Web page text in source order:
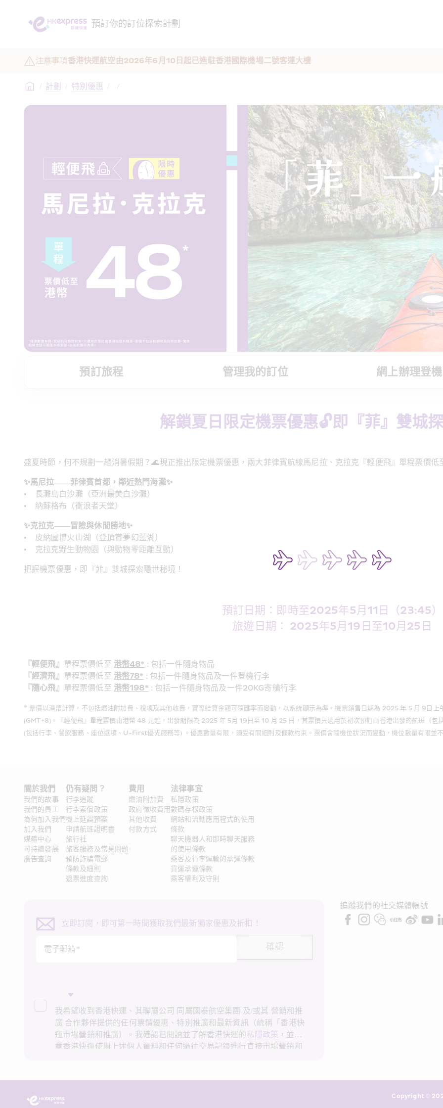
預訂你的訂位探索計劃
注意事項香港快運航空由2026年6月10日起已進駐香港國際機場二號客運大樓
/ 計劃 / 特別優惠 / /
預訂旅程 管理我的訂位 網上辦理登機
解鎖夏日限定機票優惠🔓即『菲』雙城
盛夏時節，何不規劃一趟消暑假期？🌊現正推出限定機票優惠，兩大菲律賓航線馬尼拉、克拉克『輕便飛』單程票價
✨馬尼拉——菲律賓首都，鄰近熱門海灘✨
•    長灘島白沙灘（亞洲最美白沙灘）
•    納蘇格布（衝浪者天堂）
✨克拉克——冒險與休閒勝地✨
•    皮納圖博火山湖（登頂賞夢幻藍湖）
•    克拉克野生動物園（與動物零距離互動）
把握機票優惠，即『菲』雙城探索隱世秘境！
預訂日期：即時至2025年5月11日（23:45）
旅遊日期： 2025年5月19日至10月25日
『輕便飛』 單程票價低至 港幣48* : 包括一件隨身物品
『經濟飛』 單程票價低至 港幣78* : 包括一件隨身物品及一件登機行李
『隨心飛』 單程票價低至 港幣198* : 包括一件隨身物品及一件20KG寄艙行李
* 票價以港幣計算，不包括燃油附加費、稅項及其他收費，實際結算金額可隨匯率而變動，以系統顯示為準。機票銷售日期為 2025 年 5 月 9日
(GMT+8)。『輕便飛』單程票價由港幣 48 元起，出發期限為 2025 年 5月 19日至 10 月 25 日，其票價只適用於初次預訂由香港出發的航班（包
(包括行李、餐飲服務、座位選項、U-First優先服務等) 。優惠數量有限，須受有關細則及條款約束。票價會隨機位狀況而變動，機位數量有限並
關於我們
我們的故事
我們的員工
為何加入我們
加入我們
媒體中心
可持續發展
廣告查詢
仍有疑問？
行李追蹤
行李索償政策
機上延誤預案
申請航班證明書
旅行社
旅客服務及常見問題
預防詐騙電郵
條款及細則
退票進度查詢
費用
燃油附加費
政府徵收費用
其他收費
付款方式
法律事宜
私隱政策
數碼存根政策
網站和流動應用程式的使用
條款
聊天機器人和即時聊天服務
的使用條款
乘客及行李運輸的承運條款
貨運承運條款
乘客權利及守則
立即訂閱，即可第一時間獲取我們最新獨家優惠及折扣！
電子郵箱* 確認
我希望收到香港快運、其聯屬公司 同屬國泰航空集團 及/或其 營銷和推
廣 合作夥伴提供的任何票價優惠、特別推廣和最新資訊（統稱「香港快
運市場營銷和推廣）。我確認已閱讀並了解香港快運的私隱政策 ，並同
意香港快運使用上述個人資料和任何過往交易記錄進行直接市場營銷和
追蹤我們的社交媒體帳號
Copyright ©